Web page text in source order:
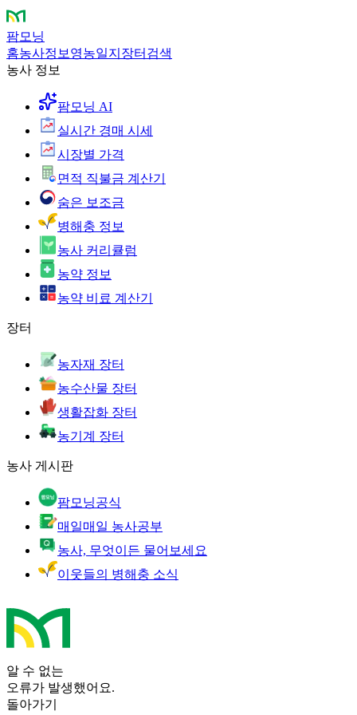
팜모닝
홈농사정보 영농일지 장터 검색
농사 정보
팜모닝 AI
실시간 경매 시세
시장별 가격
면적 직불금 계산기
숨은 보조금
병해충 정보
농사 커리큘럼
농약 정보
농약 비료 계산기
장터
농자재 장터
농수산물 장터
생활잡화 장터
농기계 장터
농사 게시판
팜모닝공식
매일매일 농사공부
농사, 무엇이든 물어보세요
이웃들의 병해충 소식
알 수 없는
오류가 발생했어요.
돌아가기